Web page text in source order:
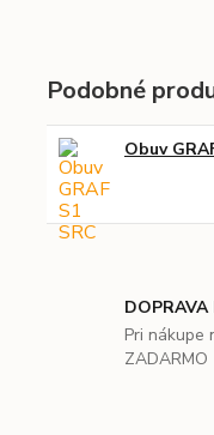
Podobné
Obuv
DOPRAVA
Pri nákupe
ZADARMO